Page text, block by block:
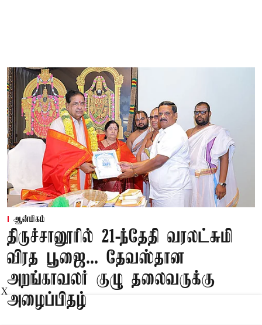
ஆன்மிகம்
திருச்சானூரில் 21-ந்தேதி வரலட்சுமி
விரத பூஜை... தேவஸ்தான
அறங்காவலர் குழு தலைவருக்கு
அழைப்பிதழ்
X